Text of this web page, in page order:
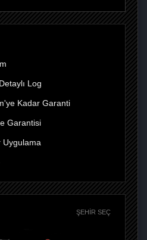
Log
Kadar Garanti
Garantisi
Uygulama
ŞEHIR SEÇ